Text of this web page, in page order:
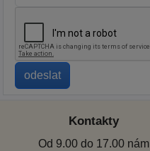
Kontakty
Od 9.00 do 17.00 nám